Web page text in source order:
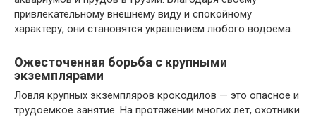
привлекательному внешнему виду и спокойному
характеру, они становятся украшением любого водоема.
Ожесточенная борьба с крупными
экземплярами
Ловля крупных экземпляров крокодилов — это опасное и
трудоемкое занятие. На протяжении многих лет, охотники